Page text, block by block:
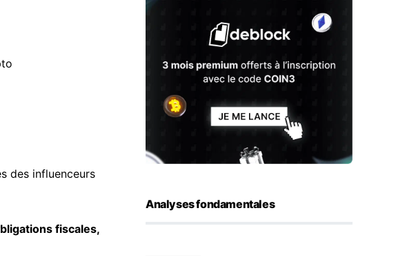
des influenceurs
fiscales,
Analyses fondamentales